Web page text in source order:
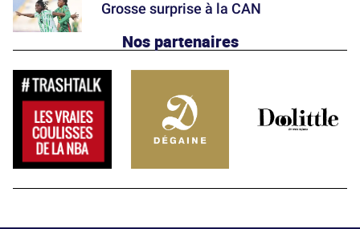
Grosse surprise à la CAN
Nos partenaires